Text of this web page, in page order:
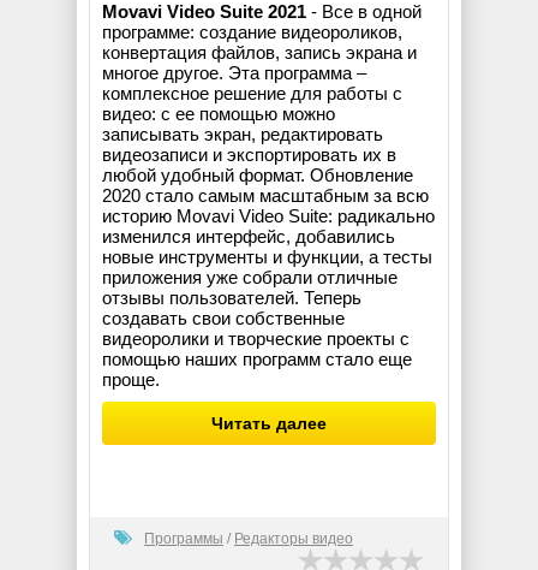
Movavi Video Suite 2021 - Все в одной
программе: создание видеороликов,
конвертация файлов, запись экрана и
многое другое. Эта программа –
комплексное решение для работы с
видео: с ее помощью можно
записывать экран, редактировать
видеозаписи и экспортировать их в
любой удобный формат. Обновление
2020 стало самым масштабным за всю
историю Movavi Video Suite: радикально
изменился интерфейс, добавились
новые инструменты и функции, а тесты
приложения уже собрали отличные
отзывы пользователей. Теперь
создавать свои собственные
видеоролики и творческие проекты с
помощью наших программ стало еще
проще.
Читать далее
Программы / Редакторы видео